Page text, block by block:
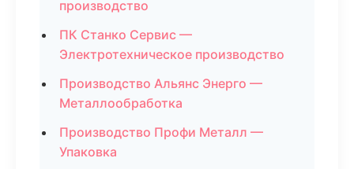
производство
ПК Станко Сервис —
Электротехническое производство
Производство Альянс Энерго —
Металлообработка
Производство Профи Металл —
Упаковка